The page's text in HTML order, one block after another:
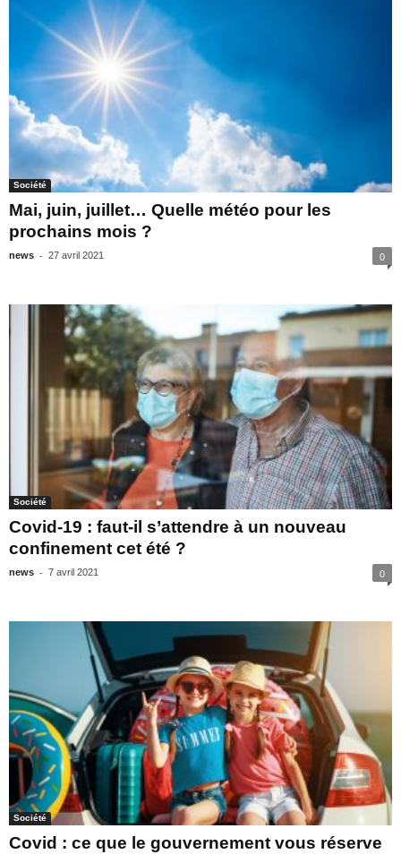
Société
Mai, juin, juillet… Quelle météo pour les
prochains mois ?
news - 27 avril 2021 0
Société
Covid-19 : faut-il s’attendre à un nouveau
confinement cet été ?
news - 7 avril 2021 0
Société
Covid : ce que le gouvernement vous réserve